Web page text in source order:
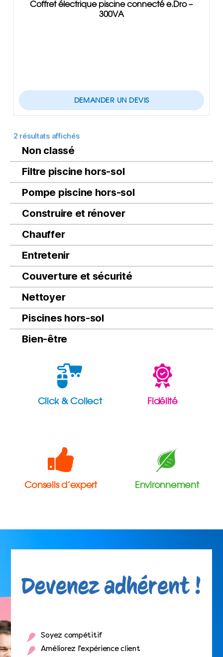
Coffret électrique piscine connecté e.Dro –
300VA
DEMANDER UN DEVIS
2 résultats affichés
Non classé
Filtre piscine hors-sol
Pompe piscine hors-sol
Construire et rénover
Chauffer
Entretenir
Couverture et sécurité
Nettoyer
Piscines hors-sol
Bien-être
Click & Collect
Conseils d’expert
Fidélité
Environnement
Soyez compétitif
Améliorez l’expérience client